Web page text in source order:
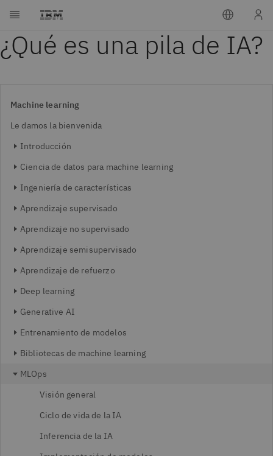
¿Qué es una pila de IA?
Machine learning
Le damos la bienvenida
Introducción
Ciencia de datos para machine learning
Ingeniería de características
Aprendizaje supervisado
Aprendizaje no supervisado
Aprendizaje semisupervisado
Aprendizaje de refuerzo
Deep learning
Generative AI
Entrenamiento de modelos
Bibliotecas de machine learning
MLOps
Visión general
Ciclo de vida de la IA
Inferencia de la IA